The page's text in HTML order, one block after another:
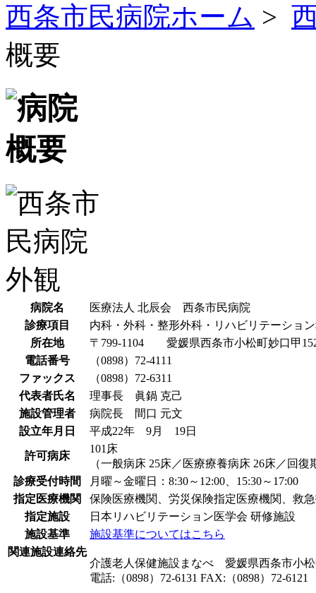
西条市民病院ホーム >
概要
病院名
医療法人 北辰会 西条市民病院
診療項目
内科・外科・整形外科・リハビリテーショ
所在地
〒799-1104 愛媛県西条市小松町妙口甲
電話番号
（0898）72-4111
ファックス
（0898）72-6311
代表者氏名
理事長 眞鍋 克己
施設管理者
病院長 間口 元文
設立年月日
平成22年 9月 19日
許可病床
101床
（一般病床 25床／医療療養病床 26床／回
診療受付時間
月曜～金曜日：8:30～12:00、15:30～
指定医療機関
保険医療機関、労災保険指定医療機関、救
指定施設
日本リハビリテーション医学会 研修施設
施設基準
施設基準についてはこちら
関連施設連絡先
介護老人保健施設まなべ 愛媛県西条市小松
電話:（0898）72-6131 FAX:（0898）72-6121